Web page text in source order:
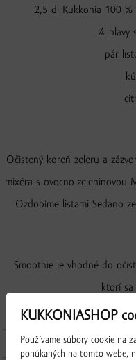
2,5 dl Kukkonia 100 %
¼ hlavy
pár
Očistený koreň zeleru a
mixéra s ovocno-zeleninovou
Ozdobíme listami Sedano
Smoothie je vhodné do
ktorí
Produkty
KUKKONIASHOP
Používame súbory cookie na
ponúkaných na tomto webe,